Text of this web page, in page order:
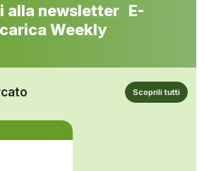
alla newsletter E-
Weekly
Scoprili tutti